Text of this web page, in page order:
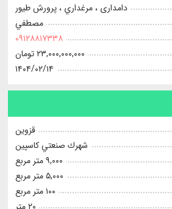
دامداری ، مرغداري ، پرورش طیور
مصطفي
۰۹۱۲۸۸۱۷۳۳۸
۲۳,۰۰۰,۰۰۰,۰۰۰ تومان
۱۴۰۴/۰۲/۱۴
قزوین
شهرك صنعتي كاسپين
۹,۰۰۰ متر مربع
۵,۰۰۰ متر مربع
۱۰۰ متر مربع